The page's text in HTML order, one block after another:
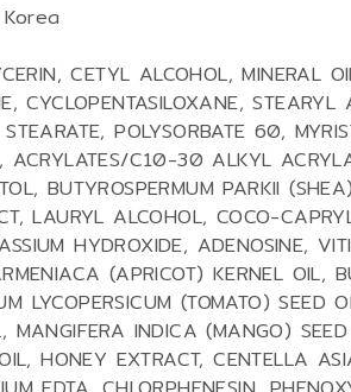
CETYL ALCOHOL, MINERAL
CYCLOPENTASILOXANE, STEARYL
POLYSORBATE 60,
ACRYLATES/C10-30 ALKYL
BUTYROSPERMUM PARKII
LAURYL ALCOHOL, COCO-
HYDROXIDE, ADENOSINE,
(APRICOT) KERNEL OIL,
LYCOPERSICUM (TOMATO) SEED
MANGIFERA INDICA (MANGO)
HONEY EXTRACT, CENTELLA